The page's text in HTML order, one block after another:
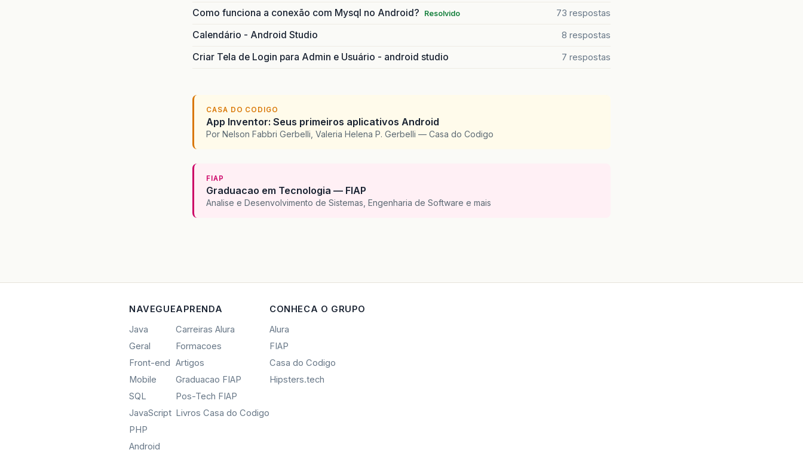
Como funciona a conexão com Mysql no Android? Resolvido 73 respostas
Calendário - Android Studio 8 respostas
Criar Tela de Login para Admin e Usuário - android studio 7 respostas
CASA DO CODIGO
App Inventor: Seus primeiros aplicativos Android
Por Nelson Fabbri Gerbelli, Valeria Helena P. Gerbelli — Casa do Codigo
FIAP
Graduacao em Tecnologia — FIAP
Analise e Desenvolvimento de Sistemas, Engenharia de Software e mais
NAVEGUE
Java
Geral
Front-end
Mobile
SQL
JavaScript
PHP
Android
APRENDA
Carreiras Alura
Formacoes
Artigos
Graduacao FIAP
Pos-Tech FIAP
Livros Casa do Codigo
CONHECA O GRUPO
Alura
FIAP
Casa do Codigo
Hipsters.tech